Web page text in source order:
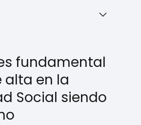
fundamental
alta en la
Social siendo